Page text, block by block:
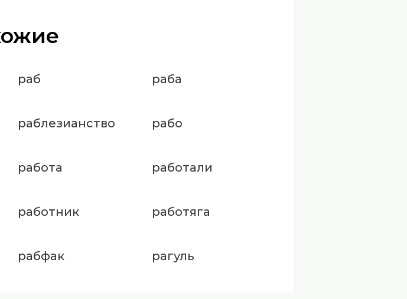
раб раба
раблезианство рабо
работа работали
работник работяга
рабфак рагуль